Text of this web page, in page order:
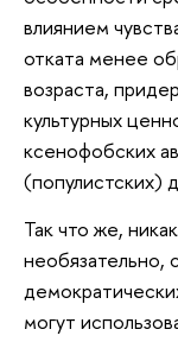
влиянием
отката менее
возраста,
культурных
ксенофобских
(популистских)
Так что же,
необязательно,
могут